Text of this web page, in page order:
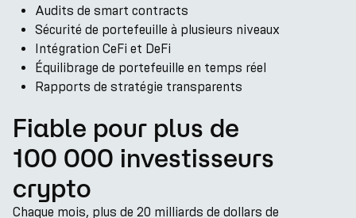
Audits de smart contracts
Sécurité de portefeuille à plusieurs niveaux
Intégration CeFi et DeFi
Équilibrage de portefeuille en temps réel
Rapports de stratégie transparents
Fiable pour plus de
100 000 investisseurs
crypto
Chaque mois, plus de 20 milliards de dollars de